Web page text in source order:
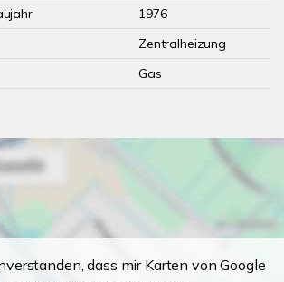
1976
Zentralheizung
Gas
dass mir Karten von Google